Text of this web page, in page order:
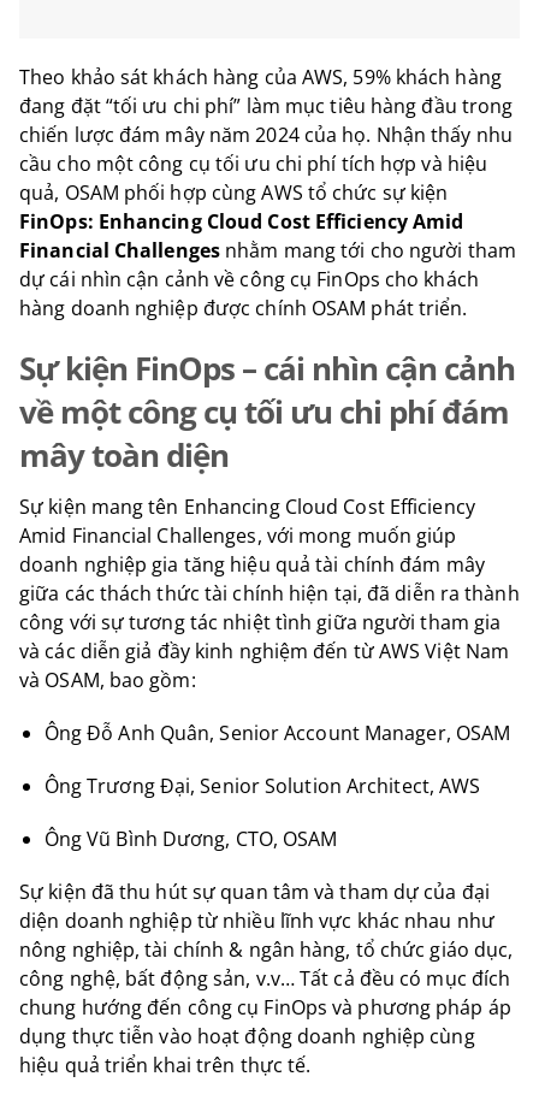
Theo khảo sát khách hàng của AWS, 59% khách hàng
đang đặt “tối ưu chi phí” làm mục tiêu hàng đầu trong
chiến lược đám mây năm 2024 của họ. Nhận thấy nhu
cầu cho một công cụ tối ưu chi phí tích hợp và hiệu
quả, OSAM phối hợp cùng AWS tổ chức sự kiện
FinOps: Enhancing Cloud Cost Efficiency Amid
Financial Challenges nhằm mang tới cho người tham
dự cái nhìn cận cảnh về công cụ FinOps cho khách
hàng doanh nghiệp được chính OSAM phát triển.
Sự kiện FinOps – cái nhìn cận cảnh
về một công cụ tối ưu chi phí đám
mây toàn diện
Sự kiện mang tên Enhancing Cloud Cost Efficiency
Amid Financial Challenges, với mong muốn giúp
doanh nghiệp gia tăng hiệu quả tài chính đám mây
giữa các thách thức tài chính hiện tại, đã diễn ra thành
công với sự tương tác nhiệt tình giữa người tham gia
và các diễn giả đầy kinh nghiệm đến từ AWS Việt Nam
và OSAM, bao gồm:
Ông Đỗ Anh Quân, Senior Account Manager, OSAM
Ông Trương Đại, Senior Solution Architect, AWS
Ông Vũ Bình Dương, CTO, OSAM
Sự kiện đã thu hút sự quan tâm và tham dự của đại
diện doanh nghiệp từ nhiều lĩnh vực khác nhau như
nông nghiệp, tài chính & ngân hàng, tổ chức giáo dục,
công nghệ, bất động sản, v.v… Tất cả đều có mục đích
chung hướng đến công cụ FinOps và phương pháp áp
dụng thực tiễn vào hoạt động doanh nghiệp cùng
hiệu quả triển khai trên thực tế.